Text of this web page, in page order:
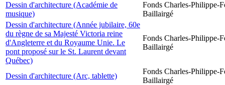
Dessin d'architecture (Académie de
musique)
Fonds Charles-Philippe-
Baillairgé
Dessin d'architecture (Année jubilaire, 60e
du règne de sa Majesté Victoria reine
d'Angleterre et du Royaume Unie. Le
pont proposé sur le St. Laurent devant
Québec)
Fonds Charles-Philippe-
Baillairgé
Dessin d'architecture (Arc, tablette)
Fonds Charles-Philippe-
Baillairgé